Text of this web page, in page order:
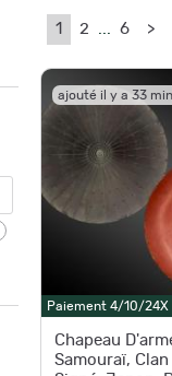
1 2 ... 6 >
ajouté il y a 33
Paiement 4/10/24X
Chapeau
Samouraï, Clan